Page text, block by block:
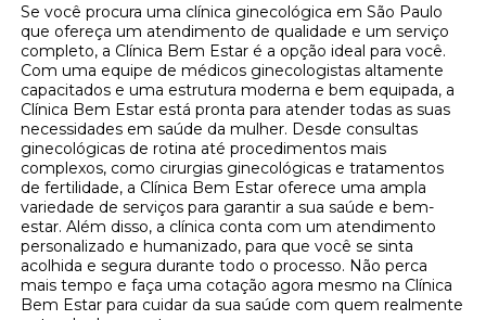
Se você procura uma clínica ginecológica em São Paulo
que ofereça um atendimento de qualidade e um serviço
completo, a Clínica Bem Estar é a opção ideal para você.
Com uma equipe de médicos ginecologistas altamente
capacitados e uma estrutura moderna e bem equipada, a
Clínica Bem Estar está pronta para atender todas as suas
necessidades em saúde da mulher. Desde consultas
ginecológicas de rotina até procedimentos mais
complexos, como cirurgias ginecológicas e tratamentos
de fertilidade, a Clínica Bem Estar oferece uma ampla
variedade de serviços para garantir a sua saúde e bem-
estar. Além disso, a clínica conta com um atendimento
personalizado e humanizado, para que você se sinta
acolhida e segura durante todo o processo. Não perca
mais tempo e faça uma cotação agora mesmo na Clínica
Bem Estar para cuidar da sua saúde com quem realmente